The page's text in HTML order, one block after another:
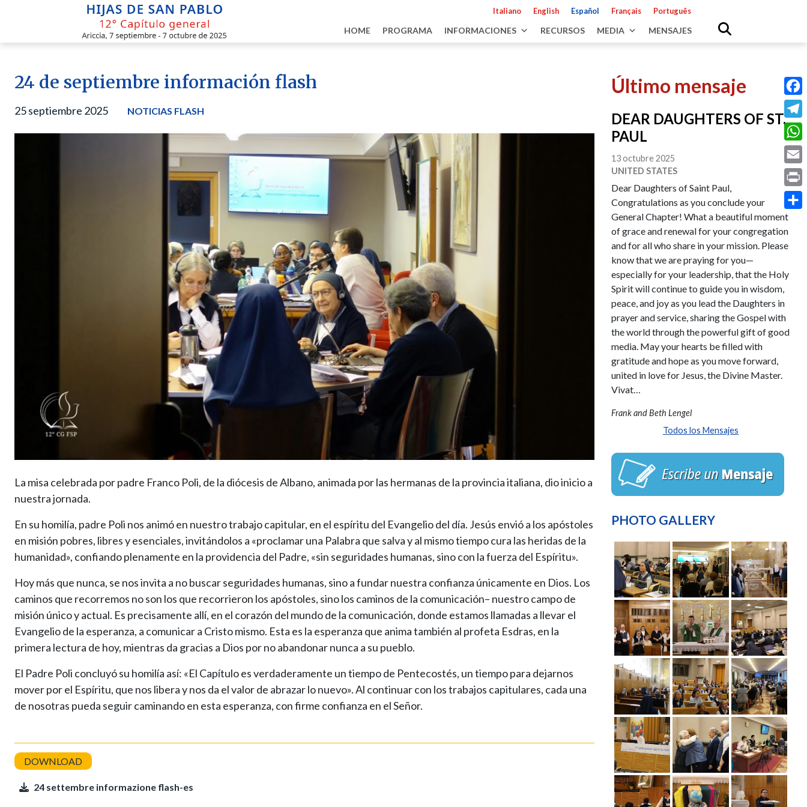
content
Italiano English Español Français Português
HOME PROGRAMA INFORMACIONES RECURSOS MEDIA MENSAJES
24 de septiembre información flash
25 septiembre 2025 NOTICIAS FLASH
La misa celebrada por padre Franco Poli, de la diócesis de Albano, animada por las hermanas de la provincia italiana, dio inicio a
nuestra jornada.
En su homilía, padre Poli nos animó en nuestro trabajo capitular, en el espíritu del Evangelio del día. Jesús envió a los apóstoles
en misión pobres, libres y esenciales, invitándolos a «proclamar una Palabra que salva y al mismo tiempo cura las heridas de la
humanidad», confiando plenamente en la providencia del Padre, «sin seguridades humanas, sino con la fuerza del Espíritu».
Hoy más que nunca, se nos invita a no buscar seguridades humanas, sino a fundar nuestra confianza únicamente en Dios. Los
caminos que recorremos no son los que recorrieron los apóstoles, sino los caminos de la comunicación– nuestro campo de
misión único y actual. Es precisamente allí, en el corazón del mundo de la comunicación, donde estamos llamadas a llevar el
Evangelio de la esperanza, a comunicar a Cristo mismo. Esta es la esperanza que anima también al profeta Esdras, en la
primera lectura de hoy, mientras da gracias a Dios por no abandonar nunca a su pueblo.
El Padre Poli concluyó su homilía así: «El Capítulo es verdaderamente un tiempo de Pentecostés, un tiempo para dejarnos
mover por el Espíritu, que nos libera y nos da el valor de abrazar lo nuevo». Al continuar con los trabajos capitulares, cada una
de nosotras pueda seguir caminando en esta esperanza, con firme confianza en el Señor.
24 settembre informazione flash-es
Último mensaje
DEAR DAUGHTERS OF ST.
PAUL
13 octubre 2025
UNITED STATES
Dear Daughters of Saint Paul,
Congratulations as you conclude your
General Chapter! What a beautiful moment
of grace and renewal for your congregation
and for all who share in your mission. Please
know that we are praying for you—
especially for your leadership, that the Holy
Spirit will continue to guide you in wisdom,
peace, and joy as you lead the Daughters in
prayer and service, sharing the Gospel with
the world through the powerful gift of good
media. May your hearts be filled with
gratitude and hope as you move forward,
united in love for Jesus, the Divine Master.
Vivat…
Frank and Beth Lengel
Todos los Mensajes
PHOTO GALLERY
Print